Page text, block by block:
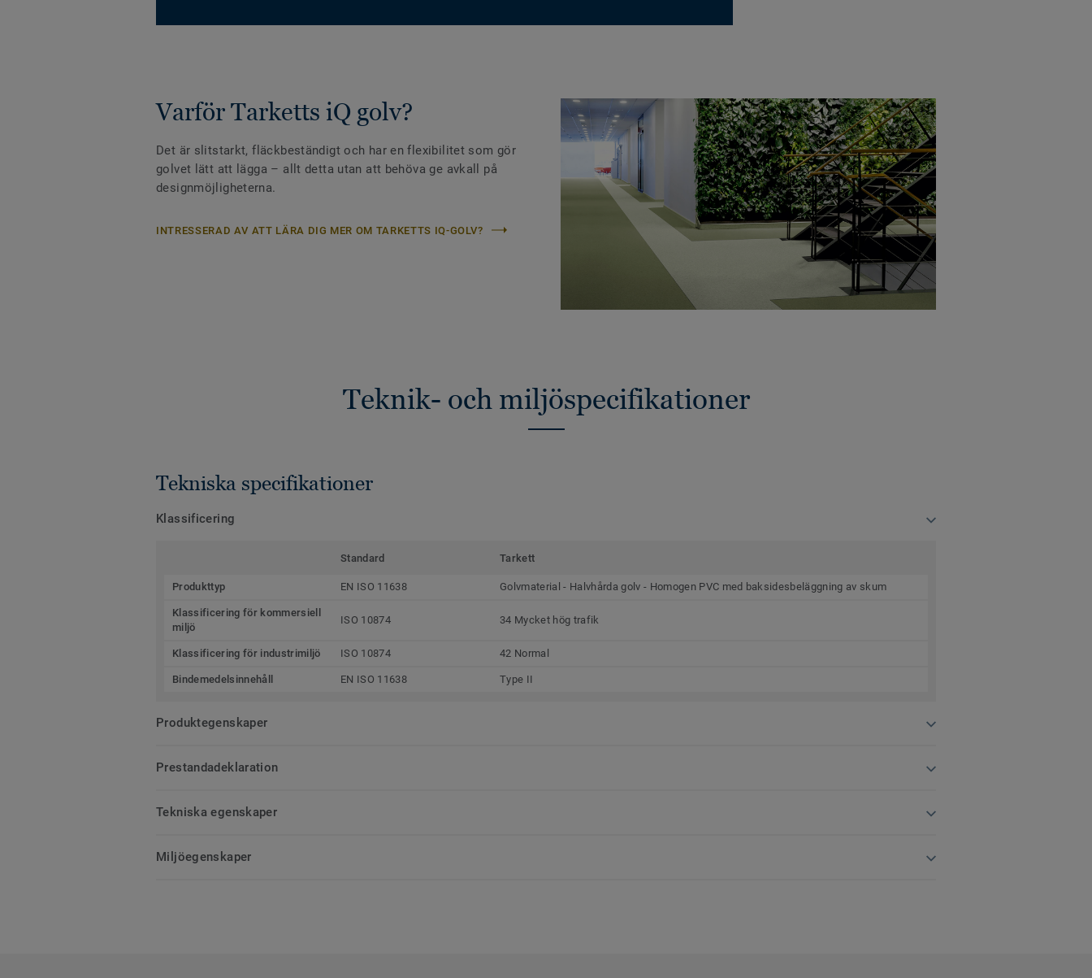
Varför Tarketts iQ golv?
Det är slitstarkt, fläckbeständigt och har en flexibilitet som gör
golvet lätt att lägga – allt detta utan att behöva ge avkall på
designmöjligheterna.
INTRESSERAD AV ATT LÄRA DIG MER OM TARKETTS IQ-GOLV?
Teknik- och miljöspecifikationer
Tekniska specifikationer
Klassificering
Standard Tarkett
Produkttyp EN ISO 11638 Golvmaterial - Halvhårda golv - Homogen PVC med baksidesbeläggning av skum
Klassificering för kommersiell
miljö
ISO 10874 34 Mycket hög trafik
Klassificering för industrimiljö ISO 10874 42 Normal
Bindemedelsinnehåll EN ISO 11638 Type II
Produktegenskaper
Prestandadeklaration
Tekniska egenskaper
Miljöegenskaper